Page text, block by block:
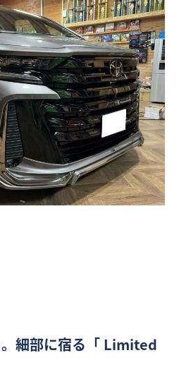
細部に宿る「 Limited